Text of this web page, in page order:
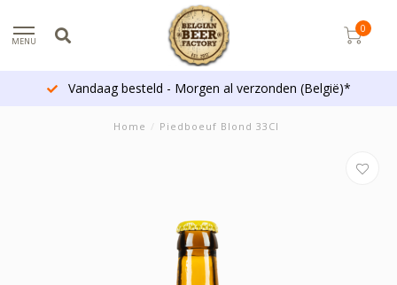
MENU
0
Vandaag besteld - Morgen al verzonden (België)*
Home / Piedboeuf Blond 33Cl